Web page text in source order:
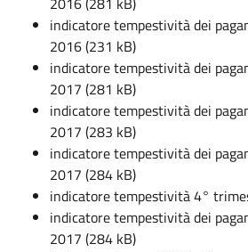
indicatore tempestività dei
2016 (231 kB)
indicatore tempestività dei
2017 (281 kB)
indicatore tempestività dei
2017 (283 kB)
indicatore tempestività dei
2017 (284 kB)
indicatore tempestività 4°
indicatore tempestività dei
2017 (284 kB)